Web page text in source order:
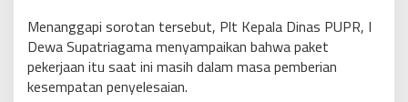
Menanggapi sorotan tersebut, Plt Kepala Dinas PUPR, I
Dewa Supatriagama menyampaikan bahwa paket
pekerjaan itu saat ini masih dalam masa pemberian
kesempatan penyelesaian.